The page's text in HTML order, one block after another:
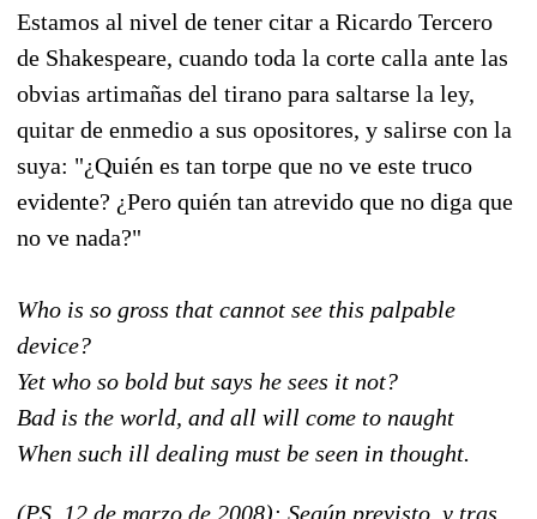
Estamos al nivel de tener citar a Ricardo Tercero
de Shakespeare, cuando toda la corte calla ante las
obvias artimañas del tirano para saltarse la ley,
quitar de enmedio a sus opositores, y salirse con la
suya: "¿Quién es tan torpe que no ve este truco
evidente? ¿Pero quién tan atrevido que no diga que
no ve nada?"
Who is so gross that cannot see this palpable
device?
Yet who so bold but says he sees it not?
Bad is the world, and all will come to naught
When such ill dealing must be seen in thought.
(PS, 12 de marzo de 2008): Según previsto, y tras